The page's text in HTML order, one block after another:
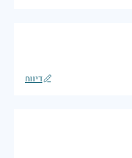
דיווח